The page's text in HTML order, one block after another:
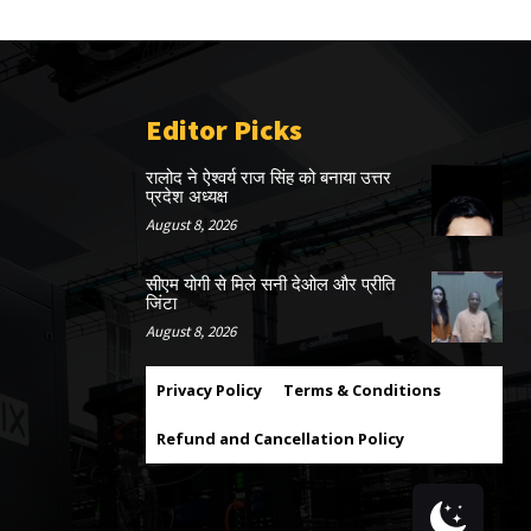
Editor Picks
रालोद ने ऐश्वर्य राज सिंह को बनाया उत्तर
प्रदेश अध्यक्ष
August 8, 2026
सीएम योगी से मिले सनी देओल और प्रीति
जिंटा
August 8, 2026
Privacy Policy Terms & Conditions
Refund and Cancellation Policy